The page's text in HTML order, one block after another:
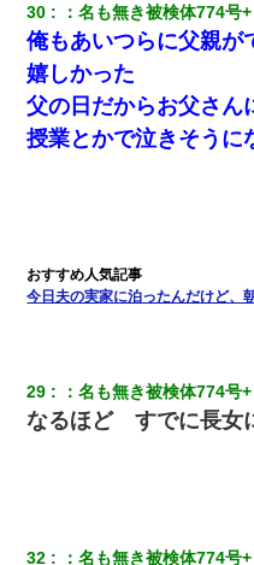
30 ：名も無き被検体774号+
俺もあいつらに父親が
嬉しかった
父の日だからお父さん
授業とかで泣きそうに
今日夫の実家に泊ったんだけど、
29 ：名も無き被検体774号+
なるほど すでに長女
32 ：名も無き被検体774号+